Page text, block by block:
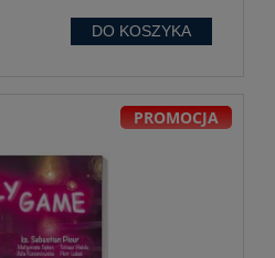
DO KOSZYKA
PROMOCJA